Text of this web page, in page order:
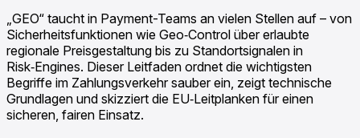
„GEO“ taucht in Payment-Teams an vielen Stellen auf – von
Sicherheitsfunktionen wie Geo‑Control über erlaubte
regionale Preisgestaltung bis zu Standortsignalen in
Risk‑Engines. Dieser Leitfaden ordnet die wichtigsten
Begriffe im Zahlungsverkehr sauber ein, zeigt technische
Grundlagen und skizziert die EU‑Leitplanken für einen
sicheren, fairen Einsatz.